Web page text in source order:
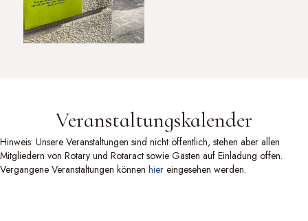
Veranstaltungskalender
Hinweis: Unsere Veranstaltungen sind nicht öffentlich, stehen aber allen
Mitgliedern von Rotary und Rotaract sowie Gästen auf Einladung offen.
Vergangene Veranstaltungen können hier eingesehen werden.